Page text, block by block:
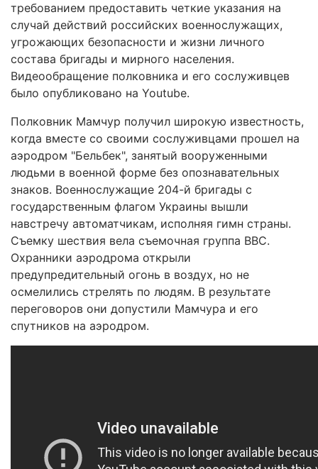
требованием предоставить четкие указания на
случай действий российских военнослужащих,
угрожающих безопасности и жизни личного
состава бригады и мирного населения.
Видеообращение полковника и его сослуживцев
было опубликовано на Youtube.
Полковник Мамчур получил широкую известность,
когда вместе со своими сослуживцами прошел на
аэродром "Бельбек", занятый вооруженными
людьми в военной форме без опознавательных
знаков. Военнослужащие 204-й бригады с
государственным флагом Украины вышли
навстречу автоматчикам, исполняя гимн страны.
Съемку шествия вела съемочная группа ВВС.
Охранники аэродрома открыли
предупредительный огонь в воздух, но не
осмелились стрелять по людям. В результате
переговоров они допустили Мамчура и его
спутников на аэродром.